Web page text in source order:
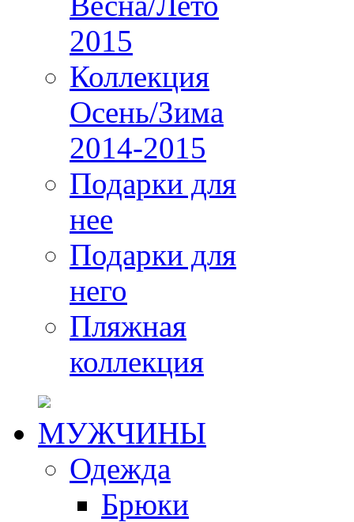
2015
Коллекция
Осень/Зима
2014-2015
Подарки для
нее
Подарки для
него
Пляжная
коллекция
МУЖЧИНЫ
Одежда
Брюки